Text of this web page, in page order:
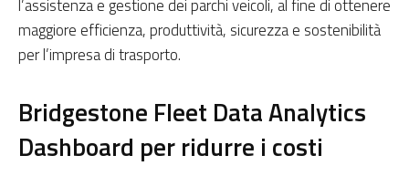
l’assistenza e gestione dei parchi veicoli, al fine di ottenere
maggiore efficienza, produttività, sicurezza e sostenibilità
per l’impresa di trasporto.
Bridgestone Fleet Data Analytics
Dashboard per ridurre i costi